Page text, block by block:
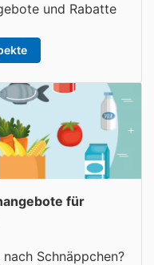
und Rabatte
für
Schnäppchen?